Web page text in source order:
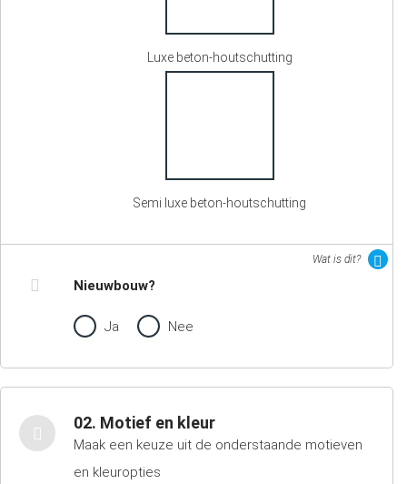
Luxe beton-houtschutting
Semi luxe beton-houtschutting
Wat is dit?
Nieuwbouw?
Ja Nee
02. Motief en kleur
Maak een keuze uit de onderstaande motieven
en kleuropties